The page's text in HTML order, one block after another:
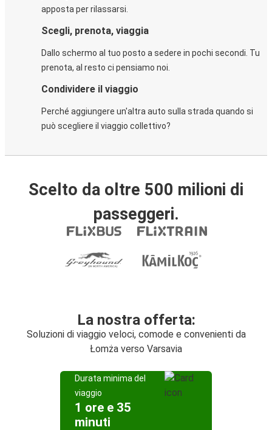
apposta per rilassarsi.
Scegli, prenota, viaggia
Dallo schermo al tuo posto a sedere in pochi secondi. Tu
prenota, al resto ci pensiamo noi.
Condividere il viaggio
Perché aggiungere un'altra auto sulla strada quando si
può scegliere il viaggio collettivo?
Scelto da oltre 500 milioni di
passeggeri.
La nostra offerta:
Soluzioni di viaggio veloci, comode e convenienti da
Łomża verso Varsavia
Durata minima del
viaggio
1 ore e 35
minuti